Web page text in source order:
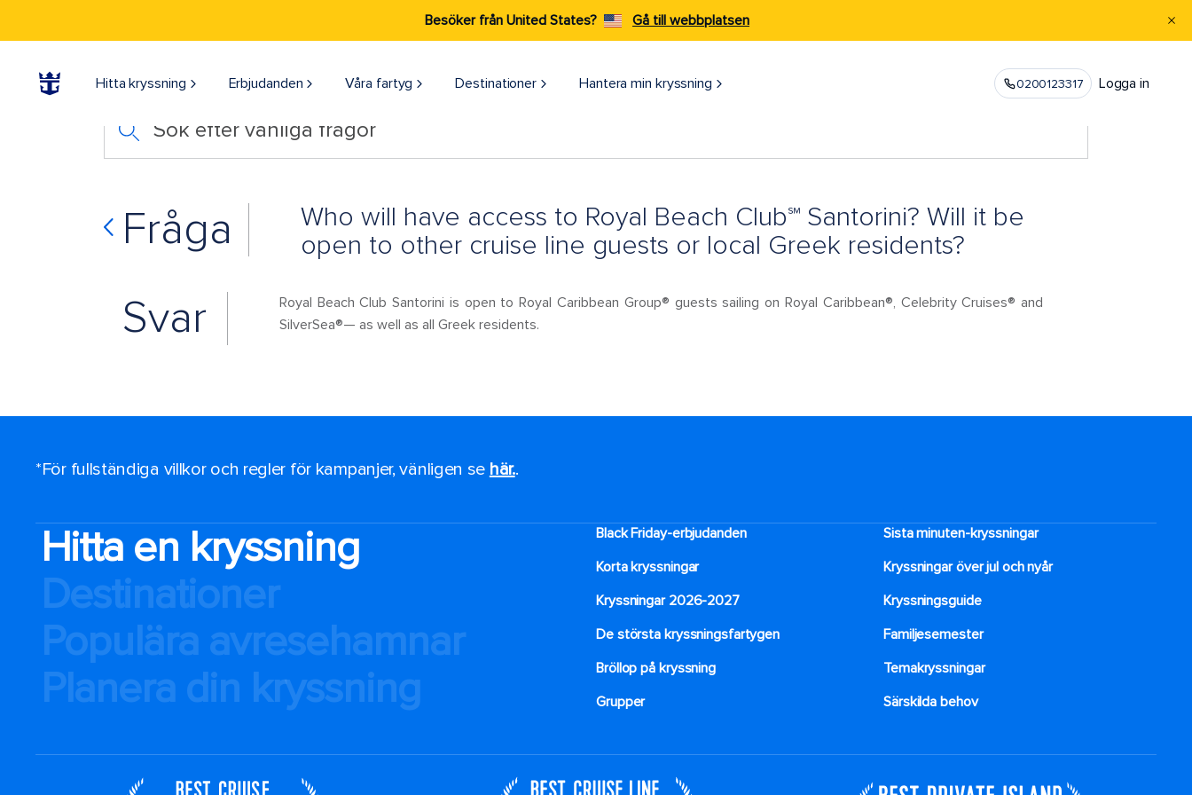
Besöker från United States? Gå till webbplatsen
Hitta kryssning Erbjudanden Våra fartyg Destinationer Hantera min kryssning 0200123317 Logga in
Sök efter vanliga frågor
Fråga
Who will have access to Royal Beach Club℠ Santorini? Will it be
open to other cruise line guests or local Greek residents?
Svar
Royal Beach Club Santorini is open to Royal Caribbean Group® guests sailing on Royal Caribbean®, Celebrity Cruises® and
SilverSea®— as well as all Greek residents.
*För fullständiga villkor och regler för kampanjer, vänligen se här..
Hitta en kryssning
Destinationer
Populära avresehamnar
Planera din kryssning
Black Friday-erbjudanden
Sista minuten-kryssningar
Korta kryssningar
Kryssningar över jul och nyår
Kryssningar 2026-2027
Kryssningsguide
De största kryssningsfartygen
Familjesemester
Bröllop på kryssning
Temakryssningar
Grupper
Särskilda behov